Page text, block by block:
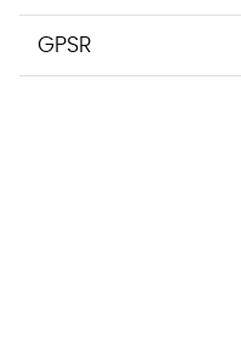
GPSR